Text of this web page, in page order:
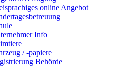
online Angebot
Info
/ -papiere
Behörde